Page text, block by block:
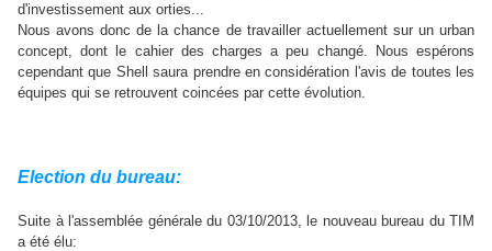
d'investissement aux orties...
Nous avons donc de la chance de travailler actuellement sur un urban
concept, dont le cahier des charges a peu changé. Nous espérons
cependant que Shell saura prendre en considération l'avis de toutes les
équipes qui se retrouvent coincées par cette évolution.
Election du bureau:
Suite à l'assemblée générale du 03/10/2013, le nouveau bureau du TIM
a été élu: